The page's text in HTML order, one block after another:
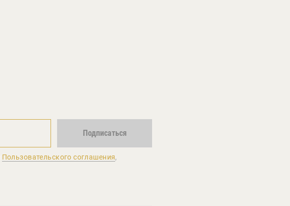
Подписаться
Пользовательского соглашения,